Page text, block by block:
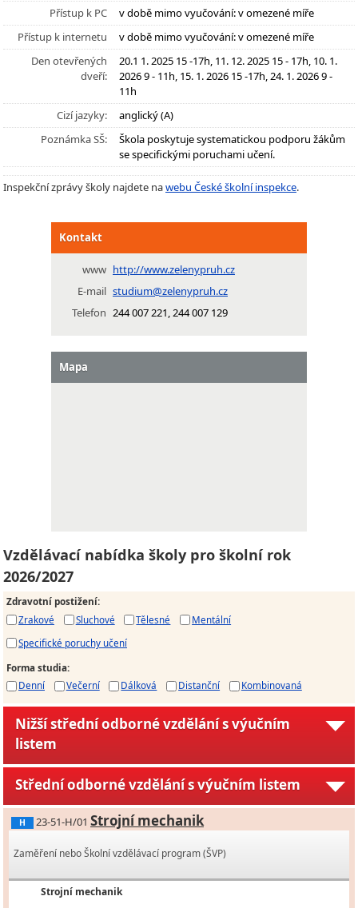
Přístup k PC
v době mimo vyučování: v omezené míře
Přístup k internetu
v době mimo vyučování: v omezené míře
Den otevřených
dveří:
20.1 1. 2025 15 -17h, 11. 12. 2025 15 - 17h, 10. 1.
2026 9 - 11h, 15. 1. 2026 15 -17h, 24. 1. 2026 9 -
11h
Cizí jazyky:
anglický (A)
Poznámka SŠ:
Škola poskytuje systematickou podporu žákům
se specifickými poruchami učení.
Inspekční zprávy školy najdete nawebu České školní inspekce.
Kontakt
www http://www.zelenypruh.cz
E-mail studium@zelenypruh.cz
Telefon 244 007 221, 244 007 129
Mapa
Vzdělávací nabídka školy pro školní rok
2026/2027
Zdravotní postižení:
Zrakové
Sluchové Tělesné
Mentální
Specifické poruchy učení
Forma studia:
Denní
Večerní Dálková Distanční Kombinovaná
Nižší střední odborné vzdělání s výučním
listem
Střední odborné vzdělání s výučním listem
H 23-51-H/01 Strojní mechanik
Zaměření nebo Školní vzdělávací program (ŠVP)
Strojní mechanik